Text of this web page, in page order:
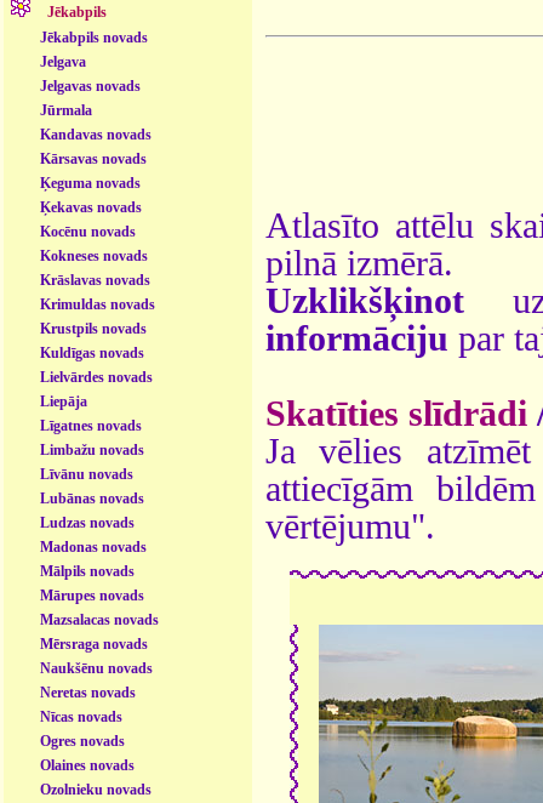
Jēkabpils
Jēkabpils novads
Jelgava
Jelgavas novads
Jūrmala
Kandavas novads
Kārsavas novads
Ķeguma novads
Ķekavas novads
Kocēnu novads
Kokneses novads
Krāslavas novads
Krimuldas novads
Krustpils novads
Kuldīgas novads
Lielvārdes novads
Liepāja
Līgatnes novads
Limbažu novads
Līvānu novads
Lubānas novads
Ludzas novads
Madonas novads
Mālpils novads
Mārupes novads
Mazsalacas novads
Mērsraga novads
Naukšēnu novads
Neretas novads
Nīcas novads
Ogres novads
Olaines novads
Ozolnieku novads
Atlasīto attēlu
pilnā izmērā.
Uzklikšķinot
informāciju par
Skatīties slīdrādi
Ja vēlies
attiecīgām
vērtējumu".